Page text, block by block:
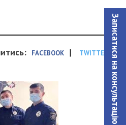
Записатися на консультацiю
FACEBOOK | TWITTER